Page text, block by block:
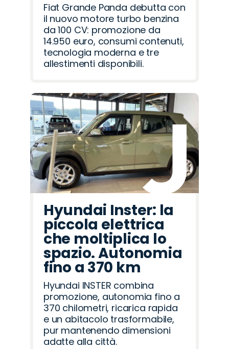
Fiat Grande Panda debutta con
il nuovo motore turbo benzina
da 100 CV: promozione da
14.950 euro, consumi contenuti,
tecnologia moderna e tre
allestimenti disponibili.
Hyundai Inster: la
piccola elettrica
che moltiplica lo
spazio. Autonomia
fino a 370 km
Hyundai INSTER combina
promozione, autonomia fino a
370 chilometri, ricarica rapida
e un abitacolo trasformabile,
pur mantenendo dimensioni
adatte alla città.